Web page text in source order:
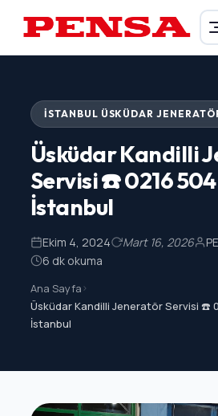
PENSA Generator
İSTANBUL ÜSKÜDAR
Üsküdar Kandilli
Servisi ☎️ 0216 504
İstanbul
Ekim 4, 2024 Mart 16, 2026
6 dk okuma
Ana Sayfa>
Üsküdar Kandilli Jeneratör Servisi ☎️
İstanbul